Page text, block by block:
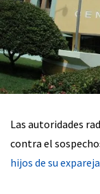
Las autoridades
contra el
hijos de su